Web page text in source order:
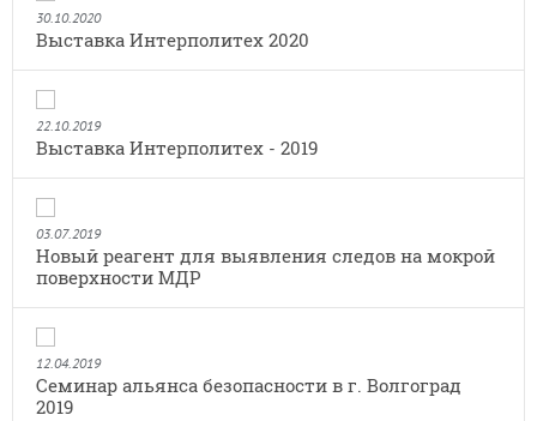
30.10.2020
Выставка Интерполитех 2020
22.10.2019
Выставка Интерполитех - 2019
03.07.2019
Новый реагент для выявления следов на мокрой
поверхности МДР
12.04.2019
Семинар альянса безопасности в г. Волгоград
2019